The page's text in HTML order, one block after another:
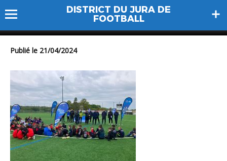
DISTRICT DU JURA DE
FOOTBALL
fest U11 1
Publié le 21/04/2024